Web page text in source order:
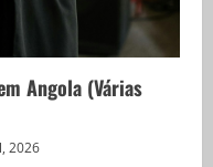
Angola (Várias
2026